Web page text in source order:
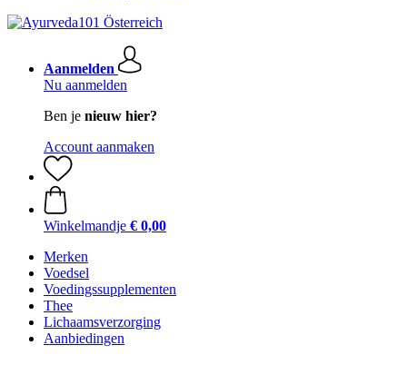
Aanmelden
Nu aanmelden
Ben je nieuw hier?
Account aanmaken
Winkelmandje € 0,00
Merken
Voedsel
Voedingssupplementen
Thee
Lichaamsverzorging
Aanbiedingen